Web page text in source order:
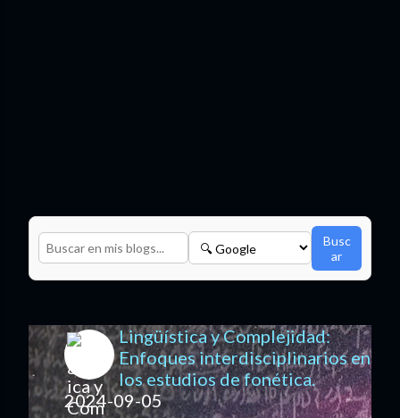
Busc
ar
Lingüística y Complejidad:
Enfoques interdisciplinarios en
los estudios de fonética.
2024-09-05